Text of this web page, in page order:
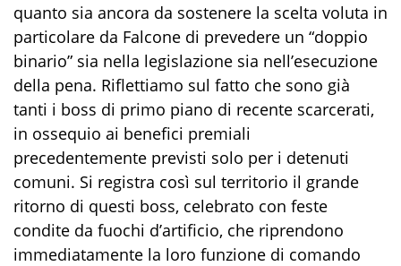
quanto sia ancora da sostenere la scelta voluta in
particolare da Falcone di prevedere un “doppio
binario” sia nella legislazione sia nell’esecuzione
della pena. Riflettiamo sul fatto che sono già
tanti i boss di primo piano di recente scarcerati,
in ossequio ai benefici premiali
precedentemente previsti solo per i detenuti
comuni. Si registra così sul territorio il grande
ritorno di questi boss, celebrato con feste
condite da fuochi d’artificio, che riprendono
immediatamente la loro funzione di comando